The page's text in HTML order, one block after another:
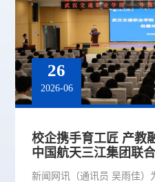
26
2026-06
校企携手育工匠 产
中国航天三江集团联
新闻网讯（通讯员 吴雨佳）